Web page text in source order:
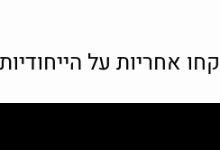
קחו אחריות על